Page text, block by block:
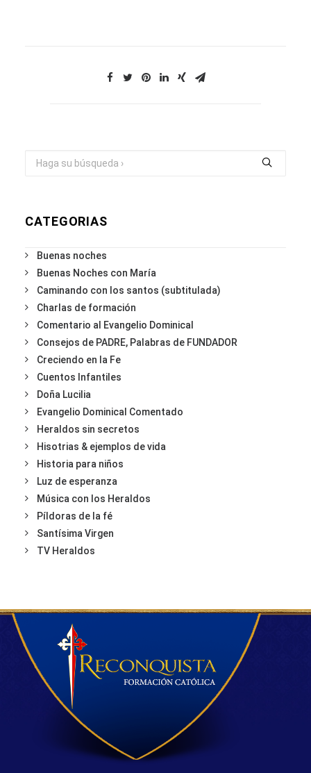
CATEGORIAS
Buenas noches
Buenas Noches con María
Caminando con los santos (subtitulada)
Charlas de formación
Comentario al Evangelio Dominical
Consejos de PADRE, Palabras de FUNDADOR
Creciendo en la Fe
Cuentos Infantiles
Doña Lucilia
Evangelio Dominical Comentado
Heraldos sin secretos
Hisotrias & ejemplos de vida
Historia para niños
Luz de esperanza
Música con los Heraldos
Píldoras de la fé
Santísima Virgen
TV Heraldos